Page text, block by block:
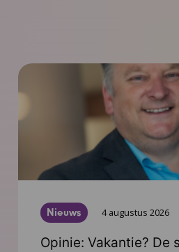
Nieuws 4 augustus 2026
Opinie: Vakantie? De